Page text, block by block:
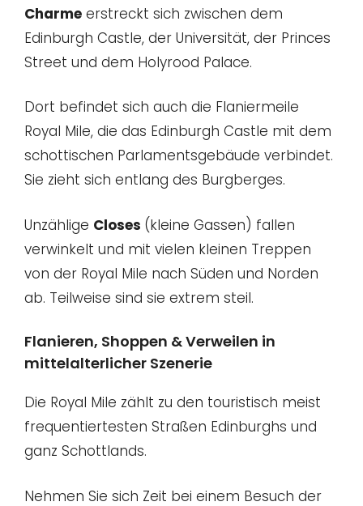
Charme erstreckt sich zwischen dem
Edinburgh Castle, der Universität, der Princes
Street und dem Holyrood Palace.
Dort befindet sich auch die Flaniermeile
Royal Mile, die das Edinburgh Castle mit dem
schottischen Parlamentsgebäude verbindet.
Sie zieht sich entlang des Burgberges.
Unzählige Closes (kleine Gassen) fallen
verwinkelt und mit vielen kleinen Treppen
von der Royal Mile nach Süden und Norden
ab. Teilweise sind sie extrem steil.
Flanieren, Shoppen & Verweilen in
mittelalterlicher Szenerie
Die Royal Mile zählt zu den touristisch meist
frequentiertesten Straßen Edinburghs und
ganz Schottlands.
Nehmen Sie sich Zeit bei einem Besuch der